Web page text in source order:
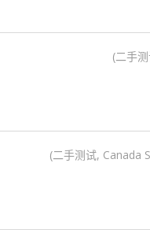
二手
二手测试, Canada